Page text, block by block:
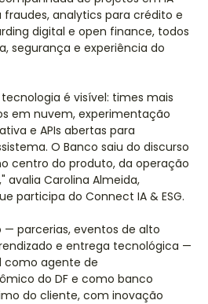
analytics para crédito e
digital e open finance, todos
segurança e experiência do
é visível: times mais
em nuvem, experimentação
e APIs abertas para
O Banco saiu do discurso
centro do produto, da operação
avalia Carolina Almeida,
participa do Connect IA & ESG.
parcerias, eventos de alto
e entrega tecnológica —
como agente de
do DF e como banco
do cliente, com inovação